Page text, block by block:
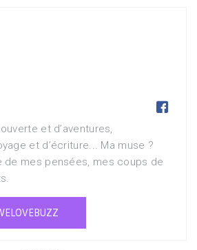

et d’aventures,
et d’écriture... Ma muse ?
de mes pensées, mes coups de